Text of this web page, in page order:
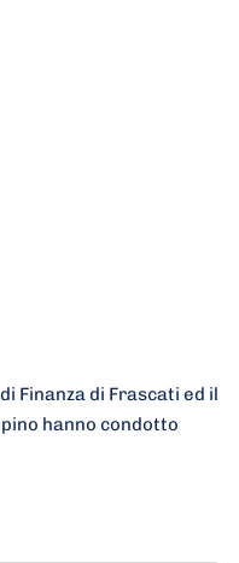
Finanza di Frascati ed il
hanno condotto